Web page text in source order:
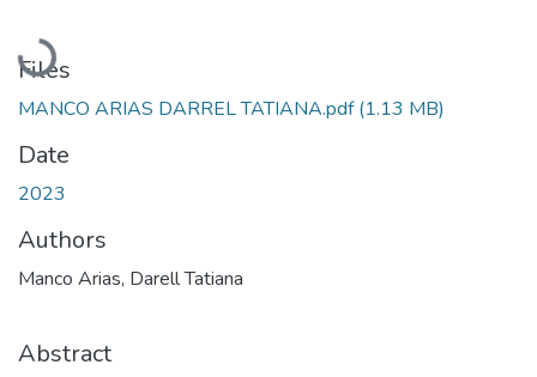
Loading...
Files
MANCO ARIAS DARREL TATIANA.pdf(1.13 MB)
Date
2023
Authors
Manco Arias, Darell Tatiana
Abstract